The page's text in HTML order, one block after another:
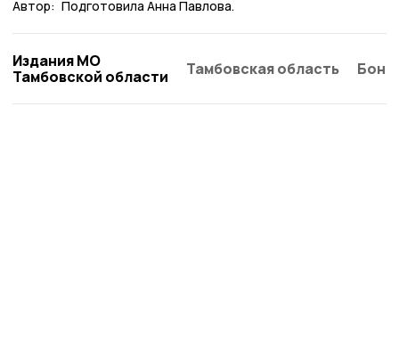
Автор: Подготовила Анна Павлова.
Издания МО
Тамбовской области
Тамбовская область